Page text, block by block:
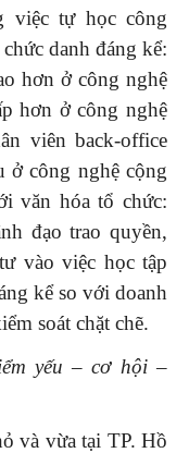
việc tự học công
danh đáng kể:
hơn ở công nghệ
hơn ở công nghệ
viên back-office
công nghệ cộng
văn hóa tổ chức:
đạo trao quyền,
vào việc học tập
kể so với doanh
soát chặt chẽ.
yếu – cơ hội –
và vừa tại TP. Hồ